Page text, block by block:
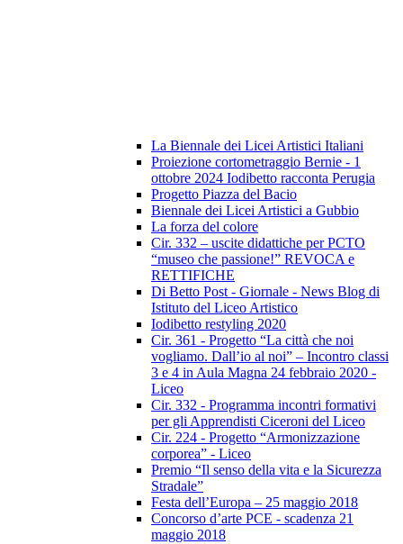
La Biennale dei Licei Artistici Italiani
Proiezione cortometraggio Bernie - 1
ottobre 2024 Iodibetto racconta Perugia
Progetto Piazza del Bacio
Biennale dei Licei Artistici a Gubbio
La forza del colore
Cir. 332 – uscite didattiche per PCTO
“museo che passione!” REVOCA e
RETTIFICHE
Di Betto Post - Giornale - News Blog di
Istituto del Liceo Artistico
Iodibetto restyling 2020
Cir. 361 - Progetto “La città che noi
vogliamo. Dall’io al noi” – Incontro classi
3 e 4 in Aula Magna 24 febbraio 2020 -
Liceo
Cir. 332 - Programma incontri formativi
per gli Apprendisti Ciceroni del Liceo
Cir. 224 - Progetto “Armonizzazione
corporea” - Liceo
Premio “Il senso della vita e la Sicurezza
Stradale”
Festa dell’Europa – 25 maggio 2018
Concorso d’arte PCE - scadenza 21
maggio 2018